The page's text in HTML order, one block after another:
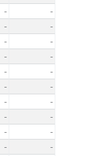
-
-
-
-
-
-
-
-
-
-
-
-
-
-
-
-
-
-
-
-